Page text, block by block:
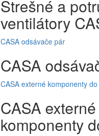
Strešné a
ventilátory
CASA odsávače pár
CASA
CASA externé komponenty
CASA externé
komponenty